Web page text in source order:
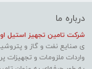
درباره ما
شرکت تامین تجهیز استیل
ی صنایع نفت و گاز و
واردات ملزومات و تجهیزات